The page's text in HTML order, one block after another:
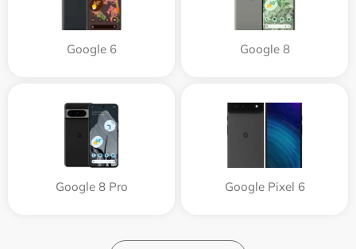
Google 6 Google 8
Google 8 Pro Google Pixel 6